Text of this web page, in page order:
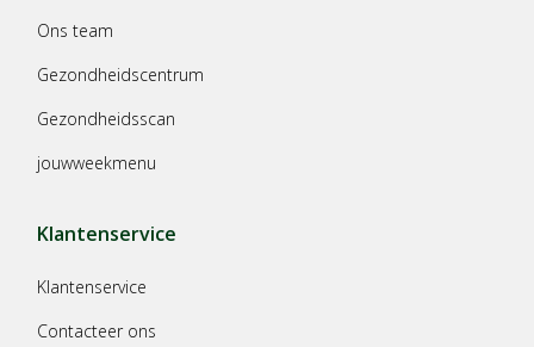
Ons team
Gezondheidscentrum
Gezondheidsscan
jouwweekmenu
Klantenservice
Klantenservice
Contacteer ons